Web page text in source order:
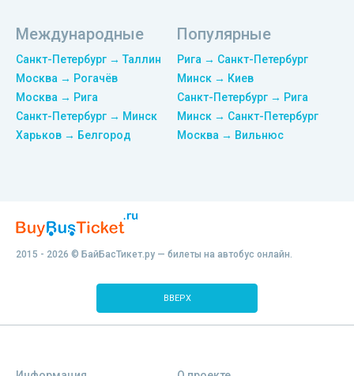
Международные
Санкт-Петербург → Таллин
Москва → Рогачёв
Москва → Рига
Санкт-Петербург → Минск
Харьков → Белгород
Популярные
Рига → Санкт-Петербург
Минск → Киев
Санкт-Петербург → Рига
Минск → Санкт-Петербург
Москва → Вильнюс
2015 - 2026 © БайБасТикет.ру — билеты на автобус онлайн.
ВВЕРХ